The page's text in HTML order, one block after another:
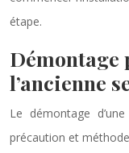
étape.
Démontage
l’ancienne
Le démontage
précaution et